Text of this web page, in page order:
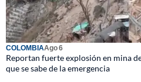
COLOMBIAAgo 6
Reportan fuerte explosión en mina
que se sabe de la emergencia